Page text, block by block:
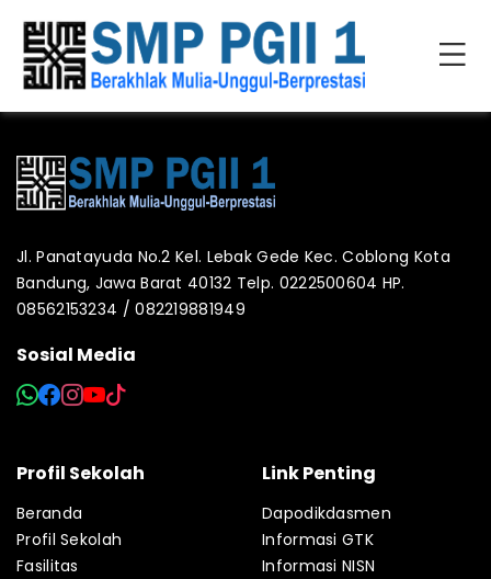
Jl. Panatayuda No.2 Kel. Lebak Gede Kec. Coblong Kota
Bandung, Jawa Barat 40132 Telp. 0222500604 HP.
08562153234 / 082219881949
Sosial Media
Profil Sekolah
Beranda
Profil Sekolah
Fasilitas
Link Penting
Dapodikdasmen
Informasi GTK
Informasi NISN